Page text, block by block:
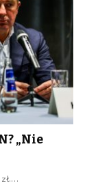
„Nie